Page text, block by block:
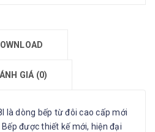
GIÁ (0)
là dòng bếp từ đôi cao cấp mới
được thiết kế mới, hiện đại